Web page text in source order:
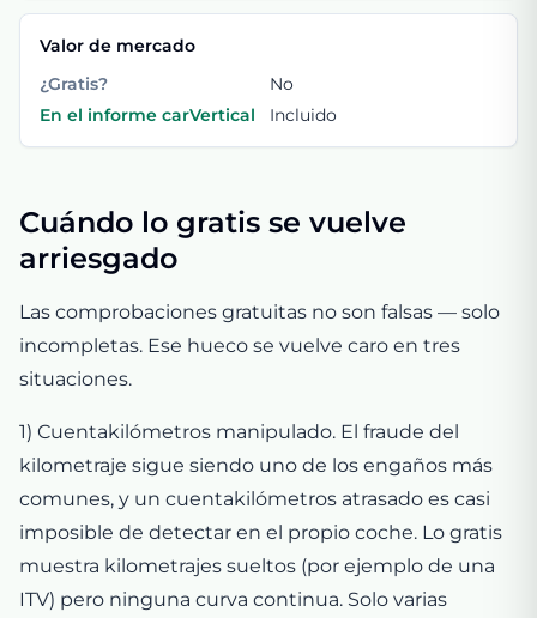
Valor de mercado
¿Gratis?
No
En el informe carVertical
Incluido
Cuándo lo gratis se vuelve
arriesgado
Las comprobaciones gratuitas no son falsas — solo
incompletas. Ese hueco se vuelve caro en tres
situaciones.
1) Cuentakilómetros manipulado. El fraude del
kilometraje sigue siendo uno de los engaños más
comunes, y un cuentakilómetros atrasado es casi
imposible de detectar en el propio coche. Lo gratis
muestra kilometrajes sueltos (por ejemplo de una
ITV) pero ninguna curva continua. Solo varias